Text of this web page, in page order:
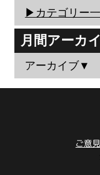
▶︎カテゴリー
月間アーカ
アーカイブ▼
ご意